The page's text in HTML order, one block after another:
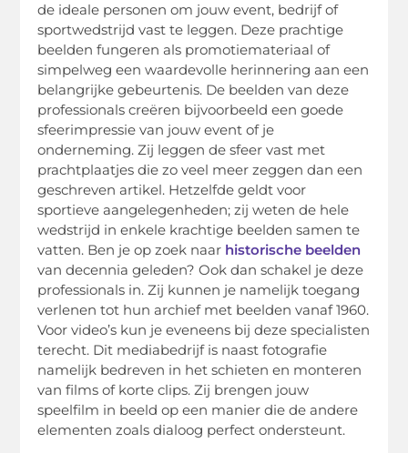
de ideale personen om jouw event, bedrijf of
sportwedstrijd vast te leggen. Deze prachtige
beelden fungeren als promotiemateriaal of
simpelweg een waardevolle herinnering aan een
belangrijke gebeurtenis. De beelden van deze
professionals creëren bijvoorbeeld een goede
sfeerimpressie van jouw event of je
onderneming. Zij leggen de sfeer vast met
prachtplaatjes die zo veel meer zeggen dan een
geschreven artikel. Hetzelfde geldt voor
sportieve aangelegenheden; zij weten de hele
wedstrijd in enkele krachtige beelden samen te
vatten. Ben je op zoek naar historische beelden
van decennia geleden? Ook dan schakel je deze
professionals in. Zij kunnen je namelijk toegang
verlenen tot hun archief met beelden vanaf 1960.
Voor video’s kun je eveneens bij deze specialisten
terecht. Dit mediabedrijf is naast fotografie
namelijk bedreven in het schieten en monteren
van films of korte clips. Zij brengen jouw
speelfilm in beeld op een manier die de andere
elementen zoals dialoog perfect ondersteunt.